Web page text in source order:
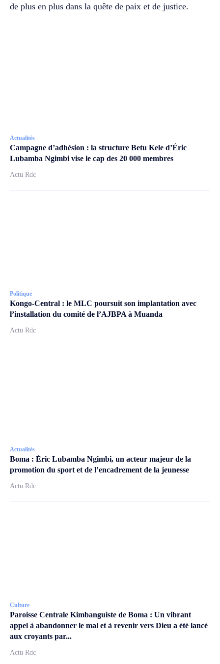
de plus en plus dans la quête de paix et de justice.
Actualités
Campagne d’adhésion : la structure Betu Kele d’Éric
Lubamba Ngimbi vise le cap des 20 000 membres
Actu Rdc
Politique
Kongo-Central : le MLC poursuit son implantation avec
l’installation du comité de l’AJBPA à Muanda
Actu Rdc
Actualités
Boma : Éric Lubamba Ngimbi, un acteur majeur de la
promotion du sport et de l’encadrement de la jeunesse
Actu Rdc
Culture
Paroisse Centrale Kimbanguiste de Boma : Un vibrant
appel à abandonner le mal et à revenir vers Dieu a été lancé
aux croyants par...
Actu Rdc